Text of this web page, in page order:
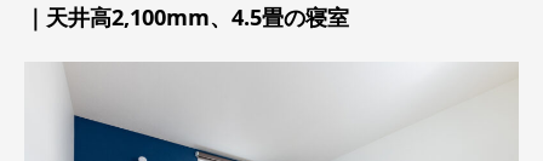
｜天井高2,100mm、4.5畳の寝室